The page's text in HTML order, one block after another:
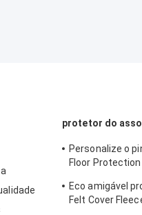
protetor do
Personalize o
Floor
Eco amigável
Felt Cover